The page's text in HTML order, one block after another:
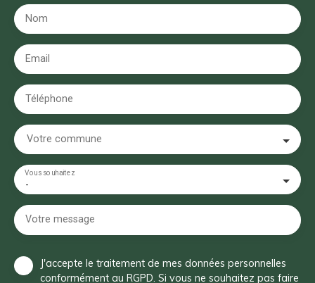
Nom
Email
Téléphone
Votre commune
-
Vous souhaitez
Votre message
J'accepte le traitement de mes données personnelles
conformément au RGPD. Si vous ne souhaitez pas faire